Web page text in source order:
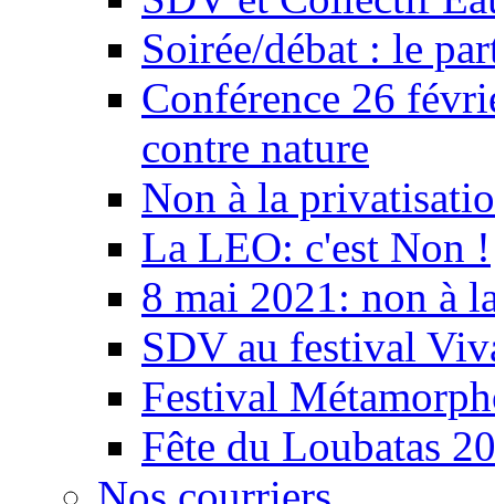
Soirée/débat : le
Conférence 26
contre nature
Non à la
La LEO: c'est Non !
8 mai 2021: non à
SDV au festival
Festival
Fête du Loubatas